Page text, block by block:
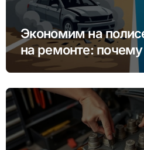
Экономим на
на ремонте:
бонус-малус (КБМ)